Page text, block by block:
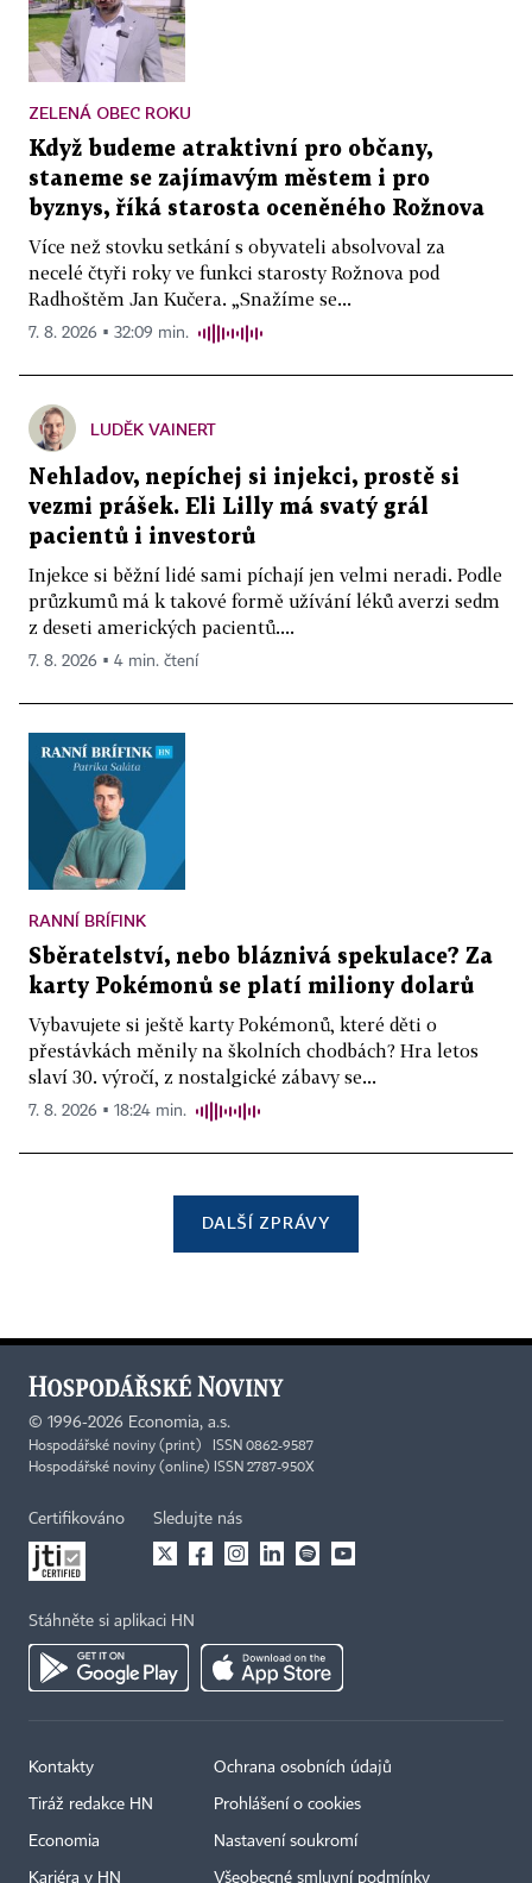
ZELENÁ OBEC ROKU
Když budeme atraktivní pro občany,
staneme se zajímavým městem i pro
byznys, říká starosta oceněného Rožnova
Více než stovku setkání s obyvateli absolvoval za
necelé čtyři roky ve funkci starosty Rožnova pod
Radhoštěm Jan Kučera. „Snažíme se...
7. 8. 2026 ▪ 32:09 min.
LUDĚK VAINERT
Nehladov, nepíchej si injekci, prostě si
vezmi prášek. Eli Lilly má svatý grál
pacientů i investorů
Injekce si běžní lidé sami píchají jen velmi neradi. Podle
průzkumů má k takové formě užívání léků averzi sedm
z deseti amerických pacientů....
7. 8. 2026 ▪ 4 min. čtení
RANNÍ BRÍFINK
Sběratelství, nebo bláznivá spekulace? Za
karty Pokémonů se platí miliony dolarů
Vybavujete si ještě karty Pokémonů, které děti o
přestávkách měnily na školních chodbách? Hra letos
slaví 30. výročí, z nostalgické zábavy se...
7. 8. 2026 ▪ 18:24 min.
DALŠÍ ZPRÁVY
© 1996-2026 Economia, a.s.
Hospodářské noviny (print) ISSN 0862-9587
Hospodářské noviny (online) ISSN 2787-950X
Certifikováno Sledujte nás
Stáhněte si aplikaci HN
Kontakty
Tiráž redakce HN
Economia
Kariéra v HN
Ochrana osobních údajů
Prohlášení o cookies
Nastavení soukromí
Všeobecné smluvní podmínky